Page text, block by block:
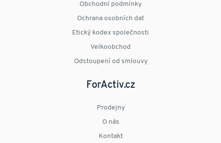
Obchodní podmínky
Ochrana osobních dat
Etický kodex společnosti
Velkoobchod
Odstoupení od smlouvy
ForActiv.cz
Prodejny
O nás
Kontakt